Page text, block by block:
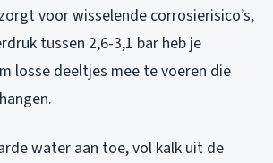
voor wisselende corrosierisico’s,
tussen 2,6-3,1 bar heb je
losse deeltjes mee te voeren die
water aan toe, vol kalk uit de